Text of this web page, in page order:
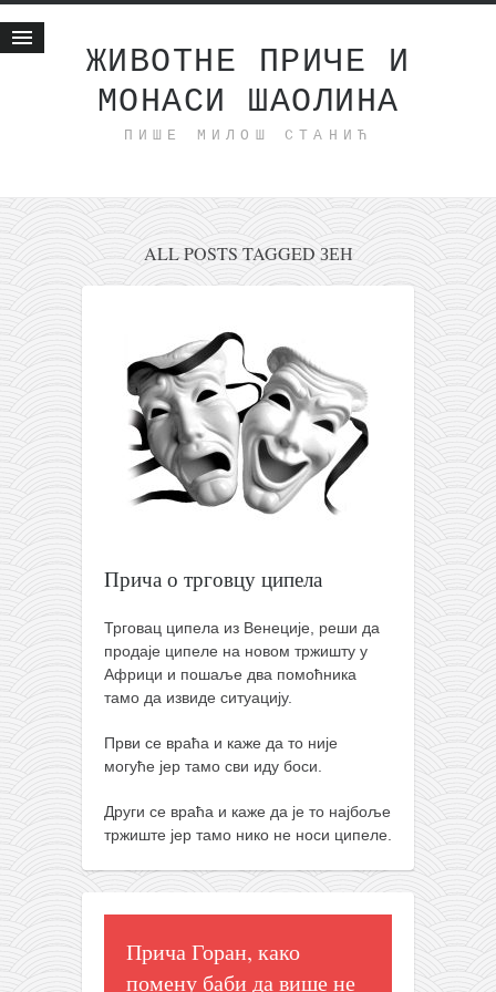
ЖИВОТНЕ ПРИЧЕ И
МОНАСИ ШАОЛИНА
ПИШЕ МИЛОШ СТАНИЋ
Животне приче
интернет пословање
исхраном до здравља
мој хаику
бонус садржај
светлопис
законоправило
духовни отац
православље
забрањена историја
ћирилица
породичне приче
прота Воја
уместо твитера
календар српски
азбуки и књиге
Окинава карате
најновије на блогу
моје белешке
бубиши
карате
ALL POSTS TAGGED ЗЕН
Прича о трговцу ципела
Трговац ципела из Венеције, реши да
продаје ципеле на новом тржишту у
Африци и пошаље два помоћника
тамо да извиде ситуацију.
Први се враћа и каже да то није
могуће јер тамо сви иду боси.
Други се враћа и каже да је то најбоље
тржиште јер тамо нико не носи ципеле.
Прича Горан, како
помену баби да више не